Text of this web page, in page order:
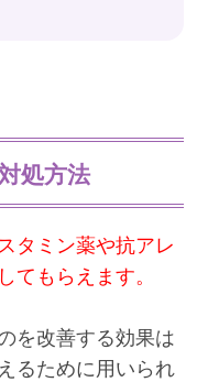
処方法
タミン薬や抗アレ
てもらえます。
を改善する効果は
るために用いられ